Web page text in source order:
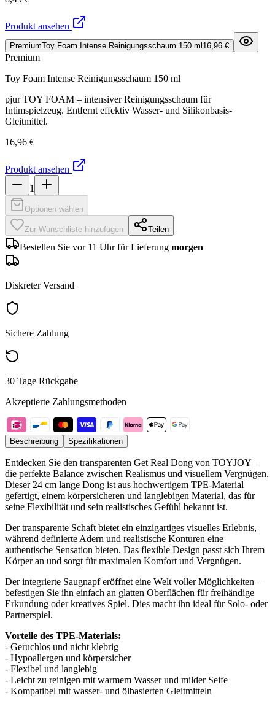
Produkt ansehen
PremiumToy Foam Intense Reinigungsschaum 150 ml 16,96 €
Premium
Toy Foam Intense Reinigungsschaum 150 ml
pjur TOY FOAM – intensiver Reinigungsschaum für
Intimspielzeug. Entfernt effektiv Wasser- und Silikonbasis-
Gleitmittel.
16,96 €
Produkt ansehen
1
Optionen wählen
Zur Wunschliste hinzufügen Teilen
Bestellen Sie vor 11 Uhr für Lieferung morgen
Diskreter Versand
Sichere Zahlung
30 Tage Rückgabe
Akzeptierte Zahlungsmethoden
Beschreibung Spezifikationen
Entdecken Sie den transparenten Get Real Dong von TOYJOY –
die perfekte Balance zwischen Realismus und visuellem Vergnügen.
Dieser 24 cm lange Dong ist aus hochwertigem TPE-Material
gefertigt, einem körpersicheren und langlebigen Material, das für
seine Flexibilität und sein realistisches Gefühl bekannt ist.
Der transparente Schaft bietet ein einzigartiges visuelles Erlebnis,
während definierte Adern und realistische Konturen eine
authentische Sensation bieten. Das flexible Design passt sich Ihrem
Körper an und sorgt für maximalen Komfort und Vergnügen.
Der integrierte Saugnapf eröffnet eine Welt voller Möglichkeiten –
befestigen Sie ihn einfach an glatten Oberflächen für freihändige
Erkundung oder kreatives Spiel. Dies macht ihn ideal für Solo- oder
Partnerspiel.
Vorteile des TPE-Materials:
- Geruchlos und nicht klebrig
- Hypoallergen und körpersicher
- Flexibel und langlebig
- Leicht zu reinigen mit warmem Wasser und milder Seife
- Kompatibel mit wasser- und ölbasierten Gleitmitteln